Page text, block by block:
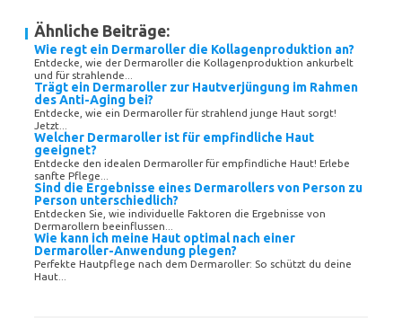
Ähnliche Beiträge:
Wie regt ein Dermaroller die Kollagenproduktion an?
Entdecke, wie der Dermaroller die Kollagenproduktion ankurbelt
und für strahlende...
Trägt ein Dermaroller zur Hautverjüngung im Rahmen
des Anti-Aging bei?
Entdecke, wie ein Dermaroller für strahlend junge Haut sorgt!
Jetzt...
Welcher Dermaroller ist für empfindliche Haut
geeignet?
Entdecke den idealen Dermaroller für empfindliche Haut! Erlebe
sanfte Pflege...
Sind die Ergebnisse eines Dermarollers von Person zu
Person unterschiedlich?
Entdecken Sie, wie individuelle Faktoren die Ergebnisse von
Dermarollern beeinflussen...
Wie kann ich meine Haut optimal nach einer
Dermaroller-Anwendung plegen?
Perfekte Hautpflege nach dem Dermaroller: So schützt du deine
Haut...